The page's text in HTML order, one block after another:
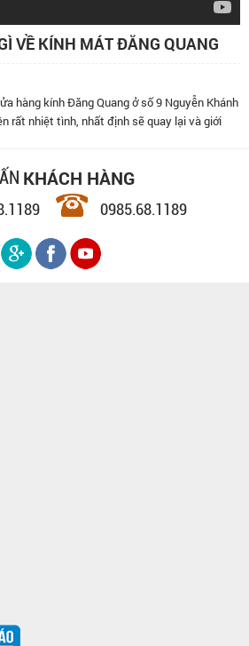
VỀ KÍNH MÁT ĐĂNG QUANG
hàng kính Đăng Quang ở số 9 Nguyễn Khánh
rất nhiệt tình, nhất định sẽ quay lại và giới
KHÁCH HÀNG
0985.68.1189